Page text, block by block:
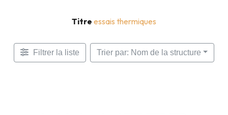
Titre essais thermiques
Filtrer la liste Trier par: Nom de la structure